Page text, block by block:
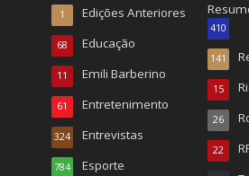
Edições Anteriores
1
Educação
68
Emili Barberino
11
Entretenimento
61
Entrevistas
324
Esporte
784
410
141
15
26
22